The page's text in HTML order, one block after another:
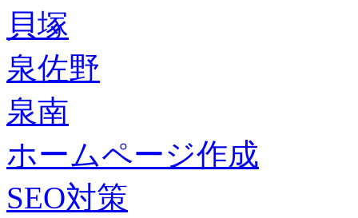
貝塚
泉佐野
泉南
ホームページ作成
SEO対策